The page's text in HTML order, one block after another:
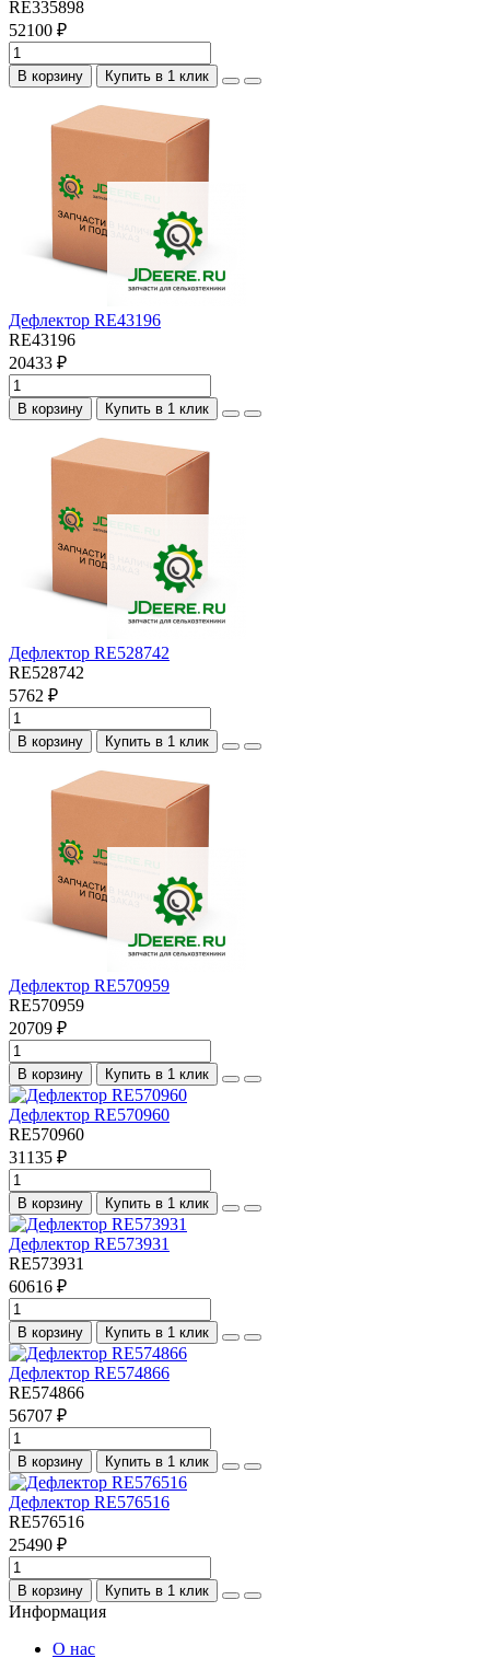
RE335898
52100 ₽
В корзину Купить в 1 клик
Дефлектор RE43196
RE43196
20433 ₽
В корзину Купить в 1 клик
Дефлектор RE528742
RE528742
5762 ₽
В корзину Купить в 1 клик
Дефлектор RE570959
RE570959
20709 ₽
В корзину Купить в 1 клик
Дефлектор RE570960
RE570960
31135 ₽
В корзину Купить в 1 клик
Дефлектор RE573931
RE573931
60616 ₽
В корзину Купить в 1 клик
Дефлектор RE574866
RE574866
56707 ₽
В корзину Купить в 1 клик
Дефлектор RE576516
RE576516
25490 ₽
В корзину Купить в 1 клик
Информация
О нас